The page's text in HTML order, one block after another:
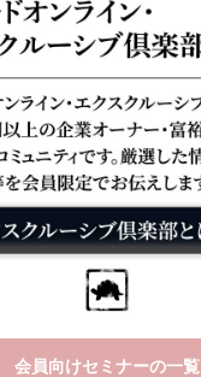
会員向けセミナーの一覧